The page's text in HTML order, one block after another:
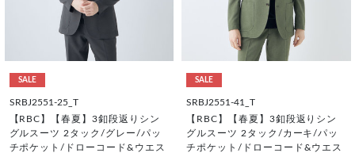
SALE
SRBJ2551-25_T
【RBC】【春夏】3釦段返りシン
グルスーツ 2タック/グレー/パッ
チポケット/ドローコード&ウエス
SALE
SRBJ2551-41_T
【RBC】【春夏】3釦段返りシン
グルスーツ 2タック/カーキ/パッ
チポケット/ドローコード&ウエス